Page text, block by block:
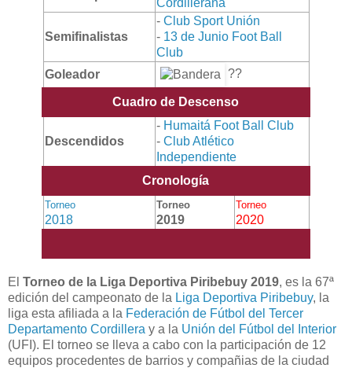
Semifinalistas
- Club Sport Unión
- 13 de Junio Foot Ball
Club
Goleador
??
Cuadro de Descenso
Descendidos
- Humaitá Foot Ball Club
- Club Atlético
Independiente
Cronología
Torneo
2018
Torneo
2019
Torneo
2020
El Torneo de la Liga Deportiva Piribebuy 2019, es la 67ª
edición del campeonato de la Liga Deportiva Piribebuy, la
liga esta afiliada a la Federación de Fútbol del Tercer
Departamento Cordillera y a la Unión del Fútbol del Interior
(UFI). El torneo se lleva a cabo con la participación de 12
equipos procedentes de barrios y compañias de la ciudad